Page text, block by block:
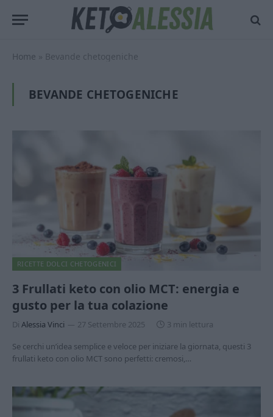
Home » Bevande chetogeniche
BEVANDE CHETOGENICHE
RICETTE DOLCI CHETOGENICI
3 Frullati keto con olio MCT: energia e
gusto per la tua colazione
Di Alessia Vinci 27 Settembre 2025
3 min lettura
Se cerchi un’idea semplice e veloce per iniziare la giornata, questi 3
frullati keto con olio MCT sono perfetti: cremosi,…